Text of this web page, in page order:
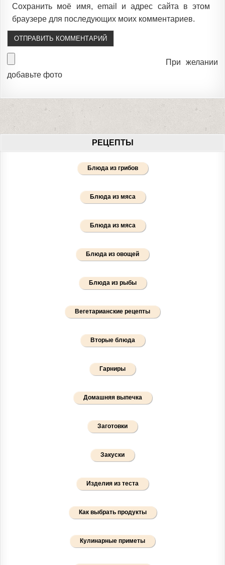
Сохранить моё имя, email и адрес сайта в этом
браузере для последующих моих комментариев.
При желании
добавьте фото
РЕЦЕПТЫ
Блюда из грибов
Блюда из мяса
Блюда из мяса
Блюда из овощей
Блюда из рыбы
Вегетарианские рецепты
Вторые блюда
Гарниры
Домашняя выпечка
Заготовки
Закуски
Изделия из теста
Как выбрать продукты
Кулинарные приметы